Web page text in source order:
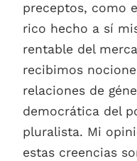
preceptos, como
rico hecho a sí
rentable del
recibimos
relaciones de
democrática del
pluralista. Mi
estas creencias